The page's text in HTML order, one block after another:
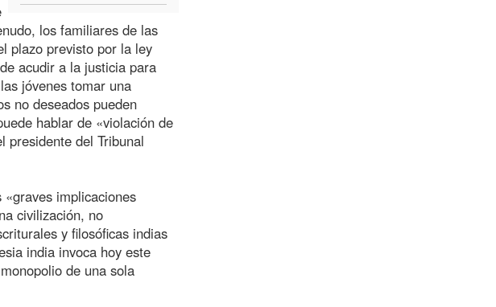
los familiares de las
plazo previsto por la ley
acudir a la justicia para
jóvenes tomar una
no deseados pueden
hablar de «violación de
presidente del Tribunal
implicaciones
civilización, no
y filosóficas indias
india invoca hoy este
de una sola